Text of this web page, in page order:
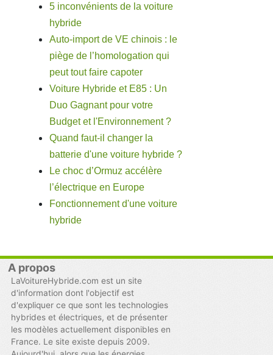
5 inconvénients de la voiture
hybride
Auto-import de VE chinois : le
piège de l’homologation qui
peut tout faire capoter
Voiture Hybride et E85 : Un
Duo Gagnant pour votre
Budget et l'Environnement ?
Quand faut-il changer la
batterie d'une voiture hybride ?
Le choc d’Ormuz accélère
l’électrique en Europe
Fonctionnement d'une voiture
hybride
A propos
LaVoitureHybride.com est un site
d'information dont l'objectif est
d'expliquer ce que sont les technologies
hybrides et électriques, et de présenter
les modèles actuellement disponibles en
France. Le site existe depuis 2009.